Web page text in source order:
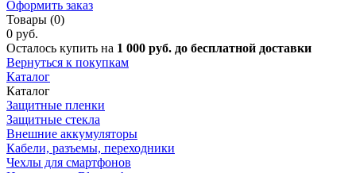
Оформить заказ
Товары (0)
0 руб.
Осталось купить на 1 000 руб. до бесплатной доставки
Вернуться к покупкам
Каталог
Каталог
Защитные пленки
Защитные стекла
Внешние аккумуляторы
Кабели, разъемы, переходники
Чехлы для смартфонов